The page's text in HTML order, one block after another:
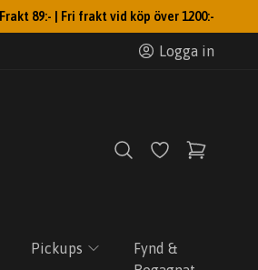
Frakt 89:- | Fri frakt vid köp över 1200:-
Logga in
Pickups
Fynd &